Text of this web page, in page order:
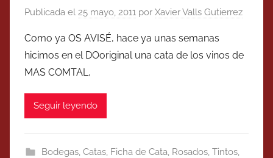
Publicada el 25 mayo, 2011 por Xavier Valls Gutierrez
Como ya OS AVISÉ, hace ya unas semanas
hicimos en el DOoriginal una cata de los vinos de
MAS COMTAL,
Seguir leyendo
Bodegas, Catas, Ficha de Cata, Rosados, Tintos,